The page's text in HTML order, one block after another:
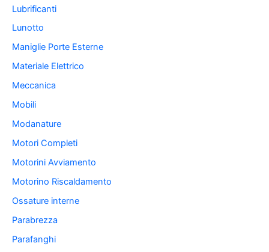
Lubrificanti
Lunotto
Maniglie Porte Esterne
Materiale Elettrico
Meccanica
Mobili
Modanature
Motori Completi
Motorini Avviamento
Motorino Riscaldamento
Ossature interne
Parabrezza
Parafanghi